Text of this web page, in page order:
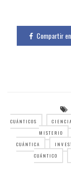
Compartir
CUÁNTICOS
MISTERIO
CUÁNTICA
CUÁNTICO